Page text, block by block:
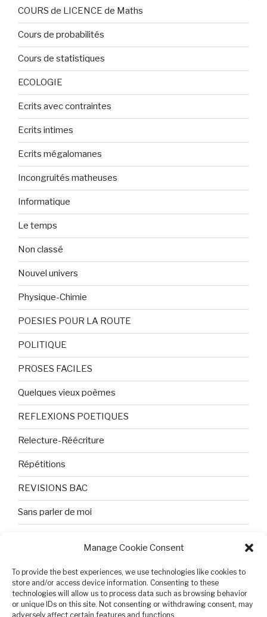
Manage Cookie Consent
To provide the best experiences, we use technologies like cookies to
store and/or access device information. Consenting to these
technologies will allow us to process data such as browsing behavior
or unique IDs on this site. Not consenting or withdrawing consent, may
adversely affect certain features and functions.
COURS de LICENCE de Maths
Cours de probabilités
Cours de statistiques
ECOLOGIE
Ecrits avec contraintes
Ecrits intimes
Ecrits mégalomanes
Incongruités matheuses
Informatique
Le temps
Non classé
Nouvel univers
Physique-Chimie
POESIES POUR LA ROUTE
POLITIQUE
PROSES FACILES
Quelques vieux poèmes
REFLEXIONS POETIQUES
Relecture-Réécriture
Répétitions
REVISIONS BAC
Sans parler de moi
Tristesse et attente
Variable complexe